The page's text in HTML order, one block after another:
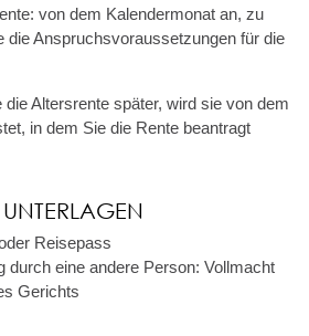
von dem Kalendermonat an, zu
die Anspruchsvoraussetzungen für die
Altersrente später, wird sie von dem
in dem Sie die Rente beantragt
Reisepass
durch eine andere Person: Vollmacht
Gerichts